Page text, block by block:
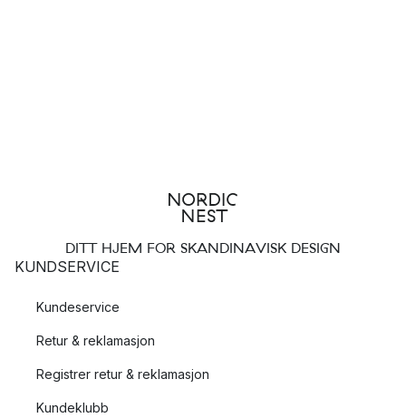
DITT HJEM FOR SKANDINAVISK DESIGN
KUNDSERVICE
Kundeservice
Retur & reklamasjon
Registrer retur & reklamasjon
Kundeklubb